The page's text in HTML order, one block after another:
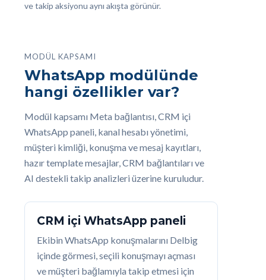
ve takip aksiyonu aynı akışta görünür.
MODÜL KAPSAMI
WhatsApp modülünde
hangi özellikler var?
Modül kapsamı Meta bağlantısı, CRM içi
WhatsApp paneli, kanal hesabı yönetimi,
müşteri kimliği, konuşma ve mesaj kayıtları,
hazır template mesajlar, CRM bağlantıları ve
AI destekli takip analizleri üzerine kuruludur.
CRM içi WhatsApp paneli
Ekibin WhatsApp konuşmalarını Delbig
içinde görmesi, seçili konuşmayı açması
ve müşteri bağlamıyla takip etmesi için